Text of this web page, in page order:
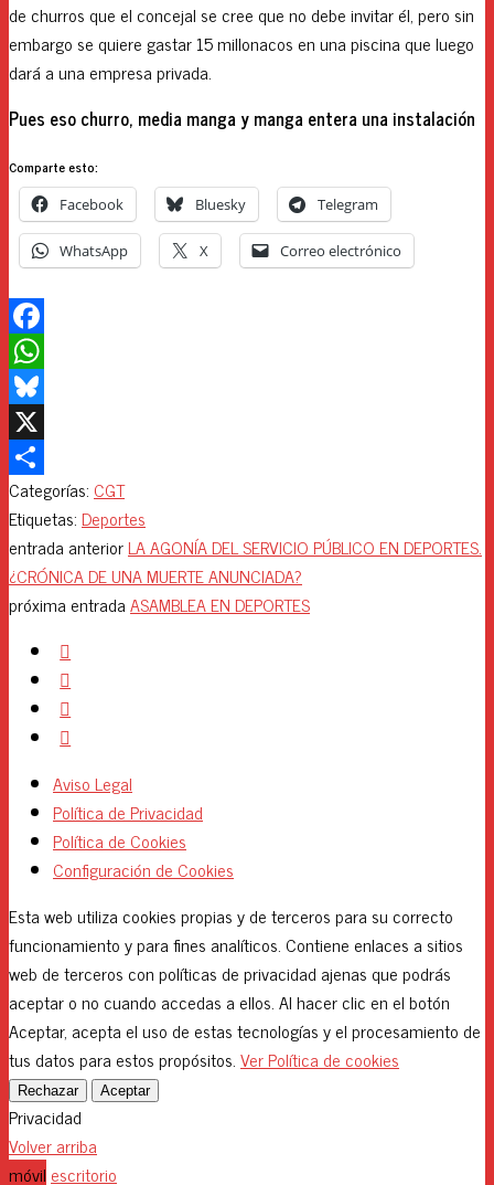
de churros que el concejal se cree que no debe invitar él, pero sin
embargo se quiere gastar 15 millonacos en una piscina que luego
dará a una empresa privada.
Pues eso churro, media manga y manga entera una instalación
Comparte esto:
Facebook Bluesky Telegram
WhatsApp X Correo electrónico
Facebook
WhatsApp
Bluesky
X
Compartir
Categorías: CGT
Etiquetas: Deportes
entrada anteriorLA AGONÍA DEL SERVICIO PÚBLICO EN DEPORTES.
¿CRÓNICA DE UNA MUERTE ANUNCIADA?
próxima entradaASAMBLEA EN DEPORTES
Aviso Legal
Política de Privacidad
Política de Cookies
Configuración de Cookies
Esta web utiliza cookies propias y de terceros para su correcto
funcionamiento y para fines analíticos. Contiene enlaces a sitios
web de terceros con políticas de privacidad ajenas que podrás
aceptar o no cuando accedas a ellos. Al hacer clic en el botón
Aceptar, acepta el uso de estas tecnologías y el procesamiento de
tus datos para estos propósitos.Ver Política de cookies
Rechazar Aceptar
Privacidad
Volver arriba
móvil escritorio